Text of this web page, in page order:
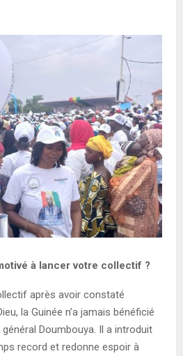
à lancer votre collectif ?
après avoir constaté
la Guinée n’a jamais bénéficié
général Doumbouya. Il a introduit
record et redonne espoir à